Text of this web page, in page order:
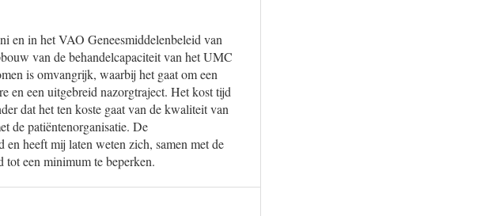
en in het VAO Geneesmiddelenbeleid van
van de behandelcapaciteit van het UMC
is omvangrijk, waarbij het gaat om een
en een uitgebreid nazorgtraject. Het kost tijd
dat het ten koste gaat van de kwaliteit van
de patiëntenorganisatie. De
en heeft mij laten weten zich, samen met de
tot een minimum te beperken.